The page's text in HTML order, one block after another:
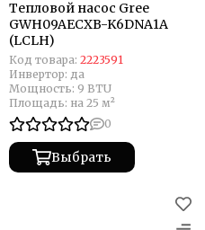
Тепловой насос Gree
GWH09AECXB-K6DNA1A
(LCLH)
Код товара: 2223591
Инвертор: да
Мощность: 9 BTU
Площадь: на 25 м²
0
Выбрать